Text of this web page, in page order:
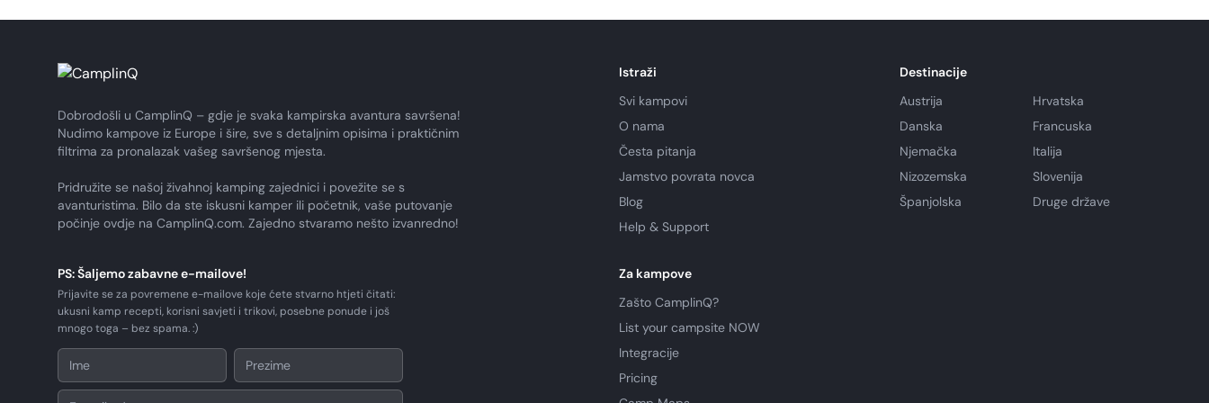
Dobrodošli u CamplinQ – gdje je svaka kampirska avantura savršena!
Nudimo kampove iz Europe i šire, sve s detaljnim opisima i praktičnim
filtrima za pronalazak vašeg savršenog mjesta.
Pridružite se našoj živahnoj kamping zajednici i povežite se s
avanturistima. Bilo da ste iskusni kamper ili početnik, vaše putovanje
počinje ovdje na CamplinQ.com. Zajedno stvaramo nešto izvanredno!
Istraži
Svi kampovi
O nama
Česta pitanja
Jamstvo povrata novca
Blog
Help & Support
Destinacije
Austrija
Hrvatska
Danska
Francuska
Njemačka
Italija
Nizozemska
Slovenija
Španjolska
Druge države
PS: Šaljemo zabavne e-mailove!
Prijavite se za povremene e-mailove koje ćete stvarno htjeti čitati:
ukusni kamp recepti, korisni savjeti i trikovi, posebne ponude i još
mnogo toga – bez spama. :)
Za kampove
Zašto CamplinQ?
List your campsite NOW
Integracije
Pricing